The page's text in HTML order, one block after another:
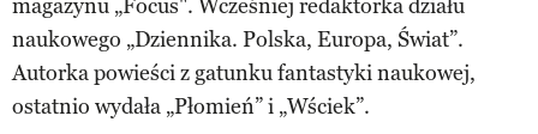
magazynu „Focus". Wcześniej redaktorka działu
naukowego „Dziennika. Polska, Europa, Świat”.
Autorka powieści z gatunku fantastyki naukowej,
ostatnio wydała „Płomień” i „Wściek”.